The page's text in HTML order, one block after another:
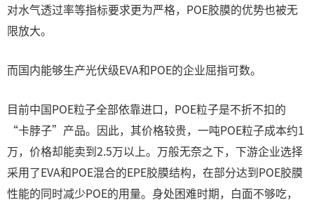
对水气透过率等指标要求更为严格，POE胶膜的优势也被无
限放大。
而国内能够生产光伏级EVA和POE的企业屈指可数。
目前中国POE粒子全部依靠进口，POE粒子是不折不扣的
“卡脖子”产品。因此，其价格较贵，一吨POE粒子成本约1
万，价格却能卖到2.5万以上。万般无奈之下，下游企业选择
采用了EVA和POE混合的EPE胶膜结构，在部分达到POE胶膜
性能的同时减少POE的用量。身处困难时期，白面不够吃，